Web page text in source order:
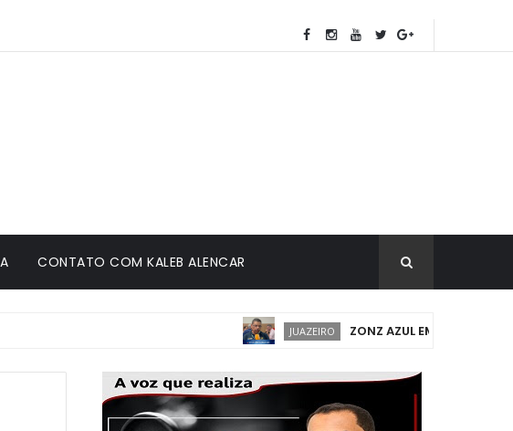
CONTATO COM KALEB ALENCAR
JUAZEIRO ZONZ AZUL EM JUAZEIRO: